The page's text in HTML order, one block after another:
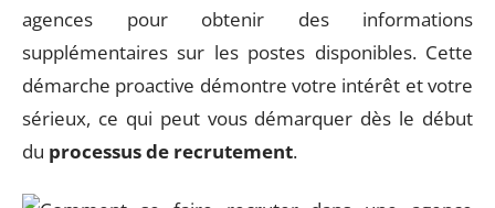
agences pour obtenir des informations
supplémentaires sur les postes disponibles. Cette
démarche proactive démontre votre intérêt et votre
sérieux, ce qui peut vous démarquer dès le début
du processus de recrutement.